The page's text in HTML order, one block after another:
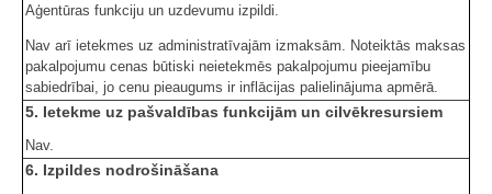
Aģentūras funkciju un uzdevumu izpildi.
Nav arī ietekmes uz administratīvajām izmaksām. Noteiktās maksas
pakalpojumu cenas būtiski neietekmēs pakalpojumu pieejamību
sabiedrībai, jo cenu pieaugums ir inflācijas palielinājuma apmērā.
5. Ietekme uz pašvaldības funkcijām un cilvēkresursiem
Nav.
6. Izpildes nodrošināšana